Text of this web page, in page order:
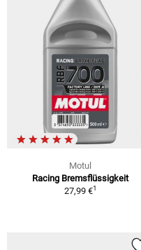
Motul
Racing Bremsflüssigkeit
27,99 €1